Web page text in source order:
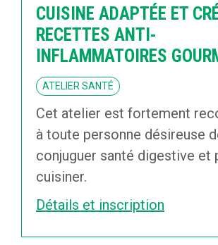
CUISINE ADAPTÉE ET
RECETTES ANTI-
INFLAMMATOIRES
ATELIER SANTÉ
Cet atelier est fortement
à toute personne désireuse
conjuguer santé digestive et
cuisiner.
Détails et inscription